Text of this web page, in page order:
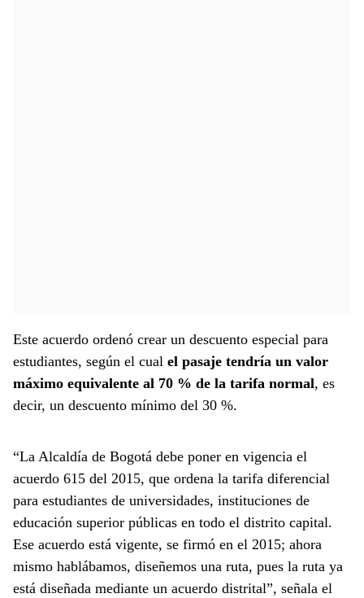
Este acuerdo ordenó crear un descuento especial para
estudiantes, según el cual el pasaje tendría un valor
máximo equivalente al 70 % de la tarifa normal, es
decir, un descuento mínimo del 30 %.
“La Alcaldía de Bogotá debe poner en vigencia el
acuerdo 615 del 2015, que ordena la tarifa diferencial
para estudiantes de universidades, instituciones de
educación superior públicas en todo el distrito capital.
Ese acuerdo está vigente, se firmó en el 2015; ahora
mismo hablábamos, diseñemos una ruta, pues la ruta ya
está diseñada mediante un acuerdo distrital”, señala el